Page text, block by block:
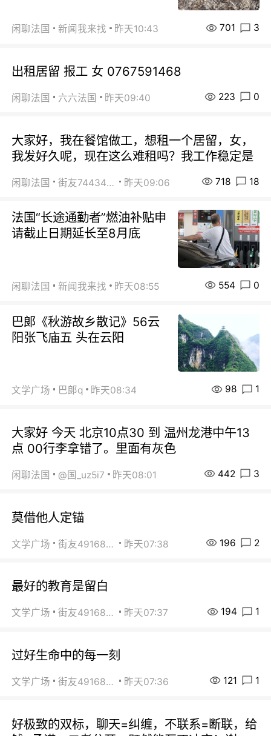
闲聊法国 新闻我来找 昨天10:43 701 3
出租居留 报工 女 0767591468
闲聊法国 六六法国 昨天09:40 223 0
大家好，我在餐馆做工，想租一个居留，女，
我发好久呢，现在这么难租吗？我工作稳定是
闲聊法国 街友74434350 昨天09:06 718 18
法国“长途通勤者”燃油补贴申
请截止日期延长至8月底
闲聊法国 新闻我来找 昨天08:55 554 0
巴郞《秋游故乡散记》56云
阳张飞庙五 头在云阳
文学广场 巴郞q 昨天08:34 98 1
大家好 今天 北京10点30 到 温州龙港中午13
点 00行李拿错了。里面有灰色
闲聊法国 @国_uz5i7 昨天08:01 442 3
莫借他人定锚
文学广场 街友49168527 昨天07:38 196 2
最好的教育是留白
文学广场 街友49168527 昨天07:37 194 1
过好生命中的每一刻
文学广场 街友49168527 昨天07:36 121 1
好极致的双标，聊天=纠缠，不联系=断联，给